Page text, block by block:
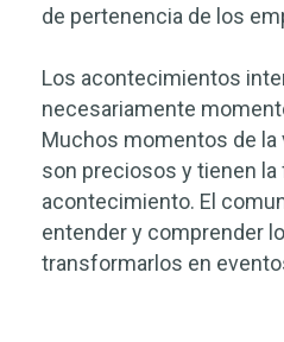
de pertenencia de los
Los acontecimientos
necesariamente
Muchos momentos de la
son preciosos y tienen la
acontecimiento. El
entender y comprender
transformarlos en